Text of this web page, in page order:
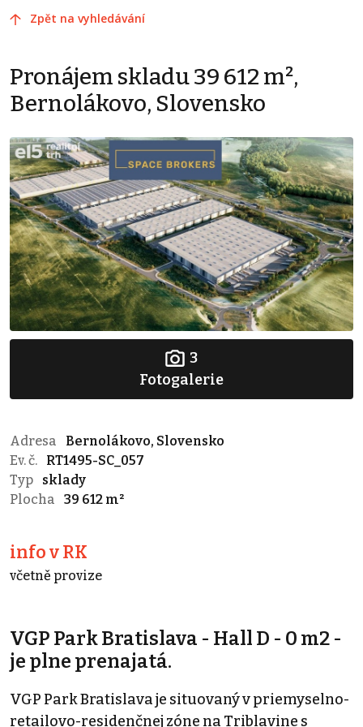
Zpět na vyhledávání
Pronájem skladu 39 612 m²,
Bernolákovo, Slovensko
3
Fotogalerie
Adresa
Bernolákovo, Slovensko
Ev. č.
RT1495-SC_057
Typ
sklady
Plocha
39 612 m²
info v RK
včetně provize
VGP Park Bratislava - Hall D - 0 m2 -
je plne prenajatá.
VGP Park Bratislava je situovaný v priemyselno-
retailovo-residenčnej zóne na Triblavine s